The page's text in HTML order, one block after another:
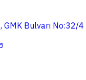
GMK Bulvarı No:32/4